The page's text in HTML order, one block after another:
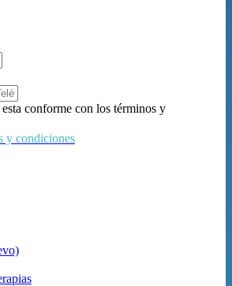
conforme con los términos y
y condiciones